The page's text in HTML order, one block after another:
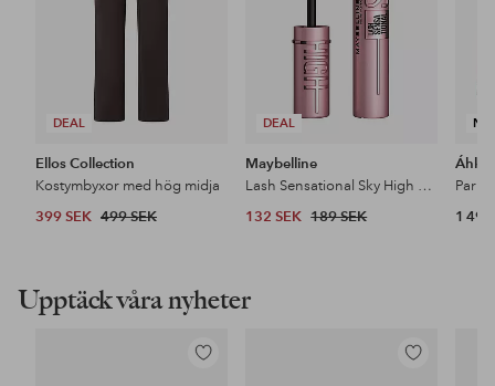
DEAL
Ellos Collection
Kostymbyxor med hög midja
399 SEK 499 SEK
DEAL
Maybelline
Lash Sensational Sky High Mascara
132 SEK 189 SEK 1 499
Upptäck våra nyheter
Lägg
Lägg